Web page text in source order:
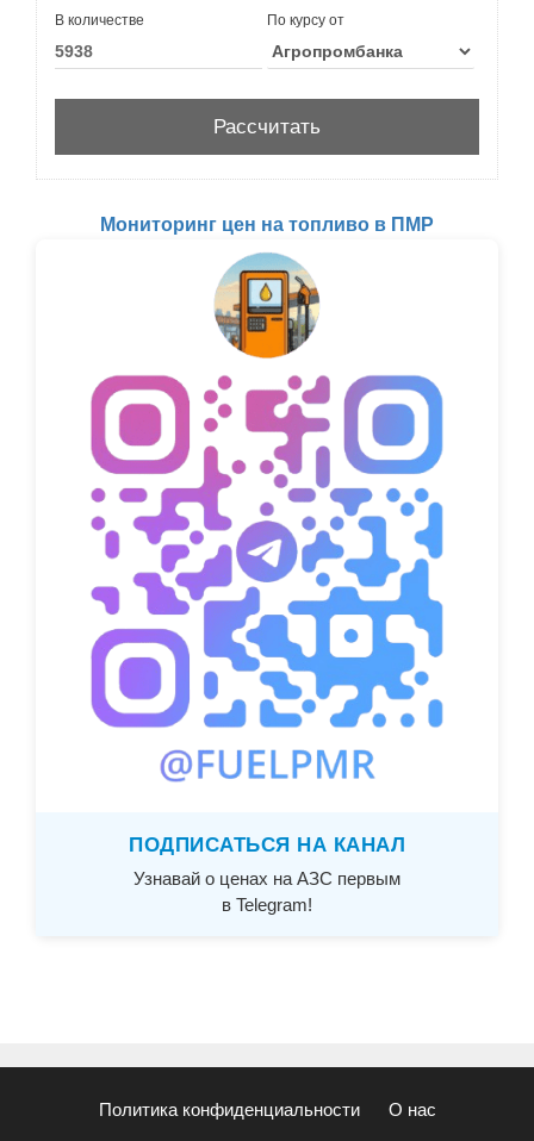
В количестве По курсу от
Мониторинг цен на топливо в ПМР
ПОДПИСАТЬСЯ НА КАНАЛ
Узнавай о ценах на АЗС первым
в Telegram!
Политика конфиденциальности О нас